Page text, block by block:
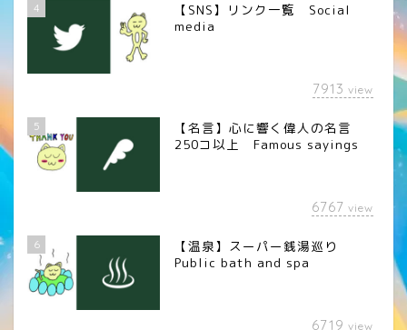
4
【SNS】リンク一覧 Social
media
7913 view
5
【名言】心に響く偉人の名言
250コ以上 Famous sayings
6767 view
6
【温泉】スーパー銭湯巡り
Public bath and spa
6719 view